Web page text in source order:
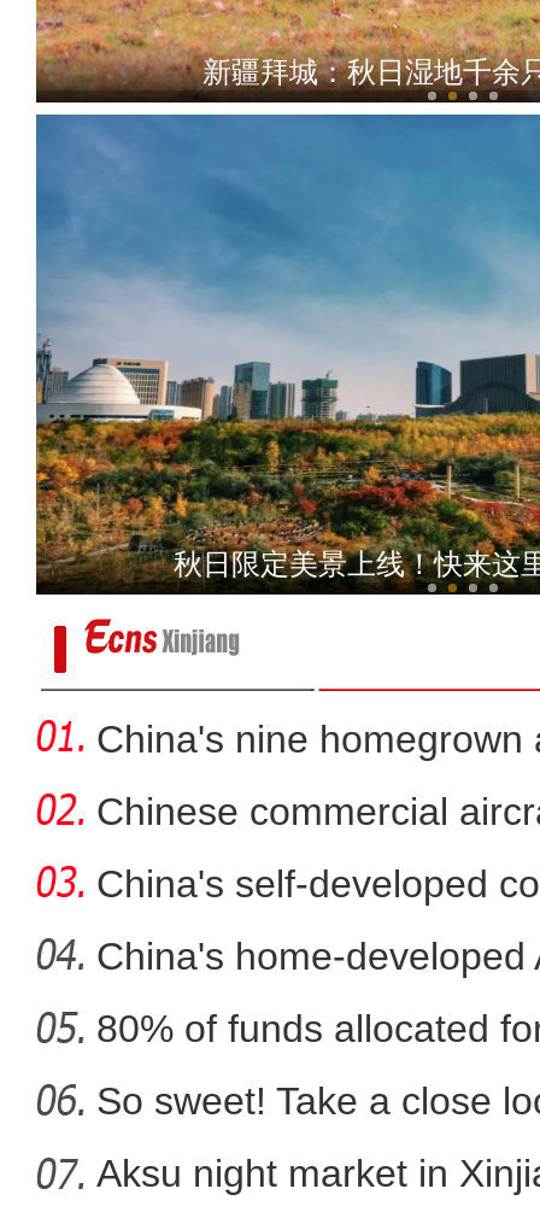
新疆拜城：秋日湿地千余
2023年新疆首趟香梨
新疆乌什县：22余万亩冬小
秋日限定美景上线！快来这
China's nine homegrown
in
Chinese commercial
fli
China's self-developed
co
China's home-
80% of funds allocated
So sweet! Take a close
Aksu night market in